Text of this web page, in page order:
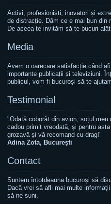
Activi, profesioniști, inovatori și
de distracție. Dăm ce e mai bun din
De aceea te invităm să te bucuri
Media
Avem o oarecare satisfacție când
importante publicații și televiziuni.
publicul, vom fi bucuroși să te
Testimonial
"Odată coborât din avion, soțul
cadou primit vreodată, și pentru
grozavă și vă recomand cu drag!"
Adina Zota, București
Contact
Suntem întotdeauna bucuroși să
Dacă vrei să afli mai multe
să ne suni.